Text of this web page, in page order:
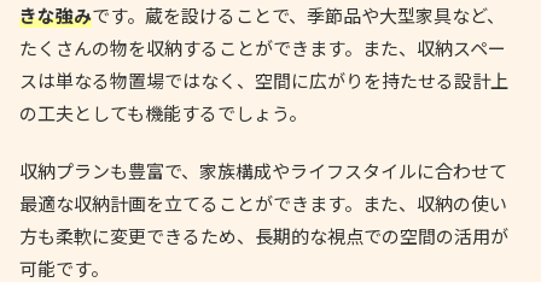
きな強みです。蔵を設けることで、季節品や大型家具など、
たくさんの物を収納することができます。また、収納スペー
スは単なる物置場ではなく、空間に広がりを持たせる設計上
の工夫としても機能するでしょう。
収納プランも豊富で、家族構成やライフスタイルに合わせて
最適な収納計画を立てることができます。また、収納の使い
方も柔軟に変更できるため、長期的な視点での空間の活用が
可能です。